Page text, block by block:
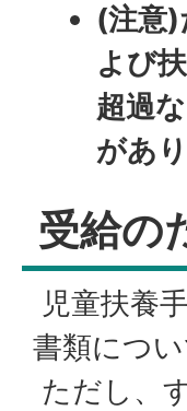
(注意)
よび
超過
があ
受給の
児童扶養
書類につ
ただし、